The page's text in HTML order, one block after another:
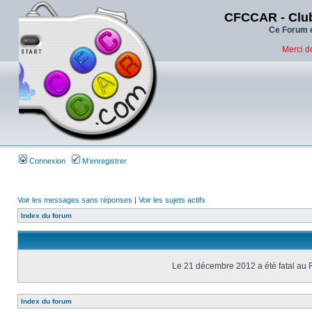
CFCCAR -
Ce Forum
Merci
Connexion M’enregistrer
Voir les messages sans réponses | Voir les sujets actifs
Index du forum
Le 21 décembre 2012 a été fatal au
Index du forum